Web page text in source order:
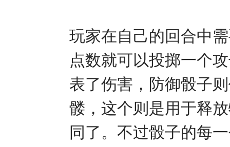
玩家在自己的回合中
点数就可以投掷一个
表了伤害，防御骰子
髅，这个则是用于释
同了。不过骰子的每